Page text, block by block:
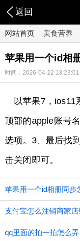
返回
网站首页 美食营养
苹果用一个id相
时间：2026-04-22 13:23:01
以苹果7，ios11
顶部的apple账号
选项。3、最后找
击关闭即可。
苹果用一个id相册同步
支付宝怎么注销商家店
qq里面的拍一拍怎么弄